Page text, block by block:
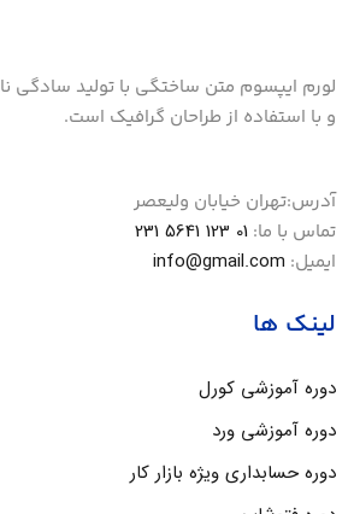
لورم ایپسوم متن ساختگی با تولید سادگی
و با استفاده از طراحان گرافیک است.
آدرس:تهران خیابان ولیعصر
تماس با ما: 01 123 5641 231
ایمیل: info@gmail.com
لینک ها
دوره آموزشی کورل
دوره آموزشی ورد
دوره حسابداری ویژه بازار کار